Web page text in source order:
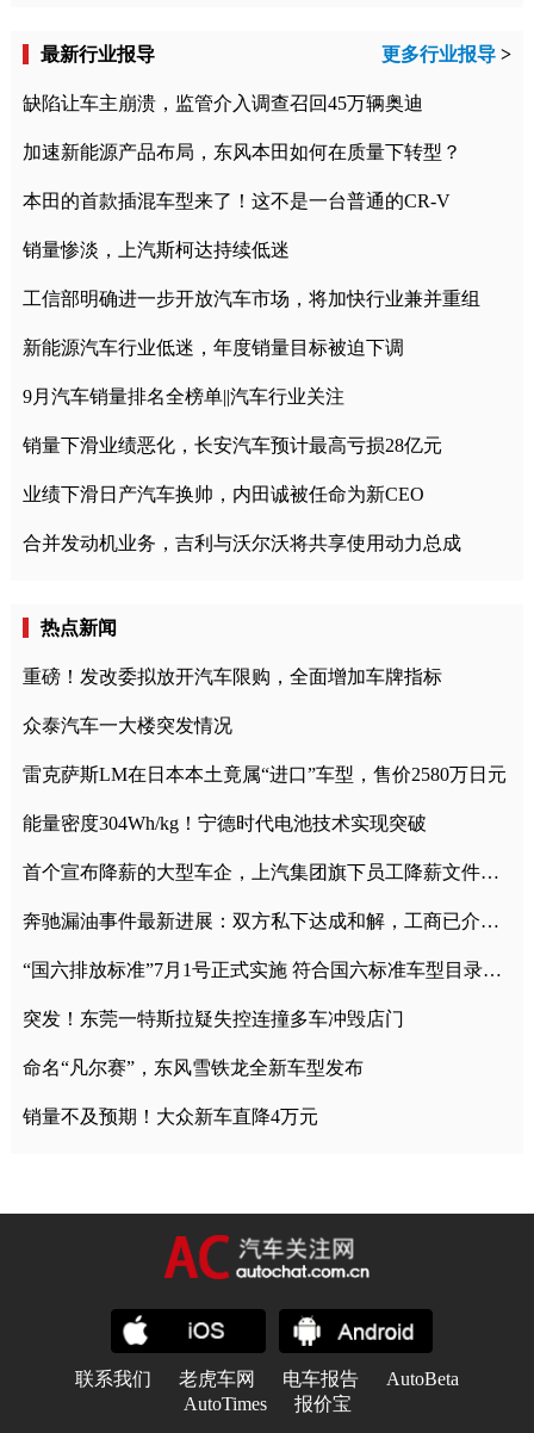
最新行业报导 更多行业报导 >
缺陷让车主崩溃，监管介入调查召回45万辆奥迪
加速新能源产品布局，东风本田如何在质量下转型？
本田的首款插混车型来了！这不是一台普通的CR-V
销量惨淡，上汽斯柯达持续低迷
工信部明确进一步开放汽车市场，将加快行业兼并重组
新能源汽车行业低迷，年度销量目标被迫下调
9月汽车销量排名全榜单||汽车行业关注
销量下滑业绩恶化，长安汽车预计最高亏损28亿元
业绩下滑日产汽车换帅，内田诚被任命为新CEO
合并发动机业务，吉利与沃尔沃将共享使用动力总成
热点新闻
重磅！发改委拟放开汽车限购，全面增加车牌指标
众泰汽车一大楼突发情况
雷克萨斯LM在日本本土竟属“进口”车型，售价2580万日元
能量密度304Wh/kg！宁德时代电池技术实现突破
首个宣布降薪的大型车企，上汽集团旗下员工降薪文件曝光
奔驰漏油事件最新进展：双方私下达成和解，工商已介入调查
“国六排放标准”7月1号正式实施 符合国六标准车型目录一览
突发！东莞一特斯拉疑失控连撞多车冲毁店门
命名“凡尔赛”，东风雪铁龙全新车型发布
销量不及预期！大众新车直降4万元
联系我们 老虎车网 电车报告
AutoBeta
AutoTimes
报价宝